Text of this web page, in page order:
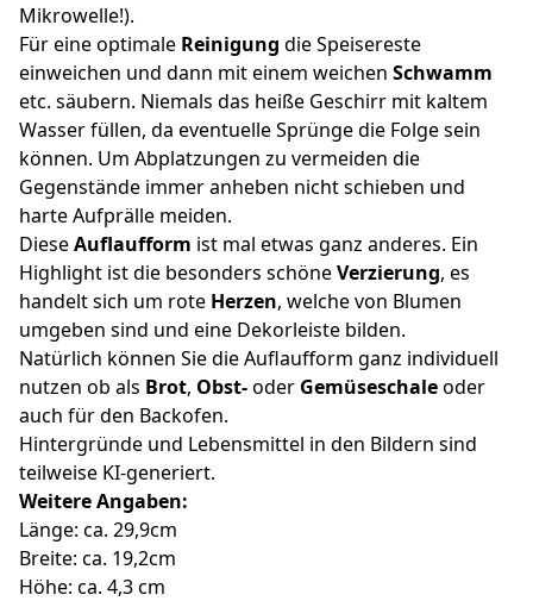
Mikrowelle!).
Für eine optimale Reinigung die Speisereste
einweichen und dann mit einem weichen Schwamm
etc. säubern. Niemals das heiße Geschirr mit kaltem
Wasser füllen, da eventuelle Sprünge die Folge sein
können. Um Abplatzungen zu vermeiden die
Gegenstände immer anheben nicht schieben und
harte Aufprälle meiden.
DieseAuflaufform ist mal etwas ganz anderes. Ein
Highlight ist die besonders schöneVerzierung, es
handelt sich um rote Herzen, welche von Blumen
umgeben sind und eine Dekorleiste bilden.
Natürlich können Sie die Auflaufform ganz individuell
nutzen ob als Brot, Obst-oder Gemüseschaleoder
auch für den Backofen.
Hintergründe und Lebensmittel in den Bildern sind
teilweise KI-generiert.
Weitere Angaben:
Länge: ca. 29,9cm
Breite: ca. 19,2cm
Höhe: ca. 4,3 cm